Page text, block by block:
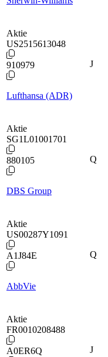
Aktie
US2515613048
910979
Lufthansa (ADR)
J
Aktie
SG1L01001701
880105
DBS Group
Q
Aktie
US00287Y1091
A1J84E
AbbVie
Q
Aktie
FR0010208488
A0ER6Q J